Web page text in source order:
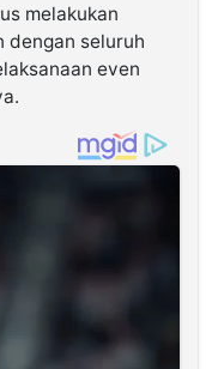
melakukan
dengan seluruh
even